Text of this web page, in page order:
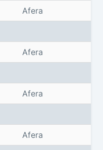
Afera
Afera
Afera
Afera